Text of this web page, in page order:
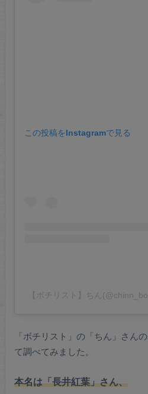
この投稿をInstagramで見る
【ボチリスト】ちん
「ボチリスト」の「ちん」さん
て調べてみました。
本名は「長井紅葉」さん、